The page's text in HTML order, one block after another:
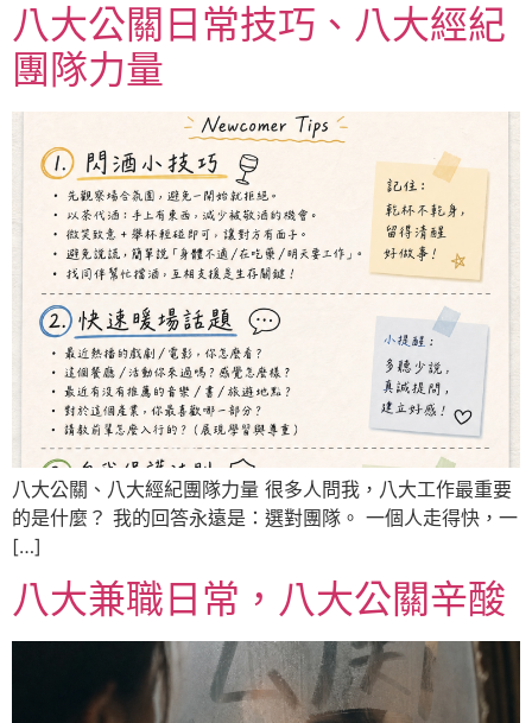
八大公關日常技巧、八大經紀
團隊力量
八大公關、八大經紀團隊力量 很多人問我，八大工作最重要
的是什麼？ 我的回答永遠是：選對團隊。 一個人走得快，一
[…]
八大兼職日常，八大公關辛酸